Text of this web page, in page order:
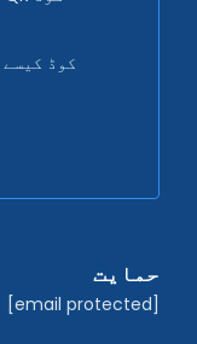
حمایت
[email protected]